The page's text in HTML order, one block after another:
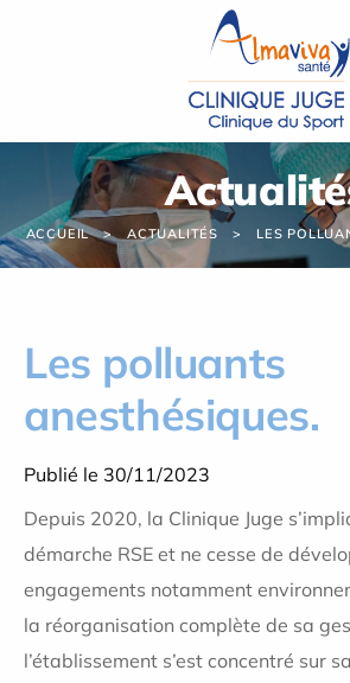
ACCUEIL ACTUALITÉS LES
Les polluants
anesthésiques.
Publié le 30/11/2023
Depuis 2020, la Clinique Juge
démarche RSE et ne cesse de
engagements notamment
la réorganisation complète de sa
l’établissement s’est concentré sur
Panneau de gestion des cookies